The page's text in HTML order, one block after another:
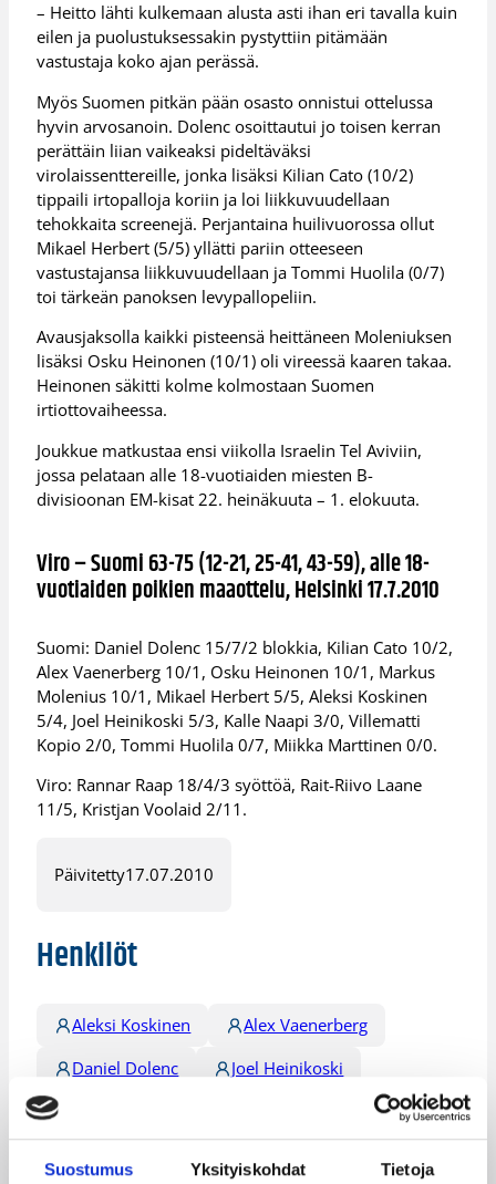
Suostumus Yksityiskohdat Tietoja
– Heitto lähti kulkemaan alusta asti ihan eri tavalla kuin
eilen ja puolustuksessakin pystyttiin pitämään
vastustaja koko ajan perässä.
Myös Suomen pitkän pään osasto onnistui ottelussa
hyvin arvosanoin. Dolenc osoittautui jo toisen kerran
perättäin liian vaikeaksi pideltäväksi
virolaissenttereille, jonka lisäksi Kilian Cato (10/2)
tippaili irtopalloja koriin ja loi liikkuvuudellaan
tehokkaita screenejä. Perjantaina huilivuorossa ollut
Mikael Herbert (5/5) yllätti pariin otteeseen
vastustajansa liikkuvuudellaan ja Tommi Huolila (0/7)
toi tärkeän panoksen levypallopeliin.
Avausjaksolla kaikki pisteensä heittäneen Moleniuksen
lisäksi Osku Heinonen (10/1) oli vireessä kaaren takaa.
Heinonen säkitti kolme kolmostaan Suomen
irtiottovaiheessa.
Joukkue matkustaa ensi viikolla Israelin Tel Aviviin,
jossa pelataan alle 18-vuotiaiden miesten B-
divisioonan EM-kisat 22. heinäkuuta – 1. elokuuta.
Viro – Suomi 63-75 (12-21, 25-41, 43-59), alle 18-
vuotiaiden poikien maaottelu, Helsinki 17.7.2010
Suomi: Daniel Dolenc 15/7/2 blokkia, Kilian Cato 10/2,
Alex Vaenerberg 10/1, Osku Heinonen 10/1, Markus
Molenius 10/1, Mikael Herbert 5/5, Aleksi Koskinen
5/4, Joel Heinikoski 5/3, Kalle Naapi 3/0, Villematti
Kopio 2/0, Tommi Huolila 0/7, Miikka Marttinen 0/0.
Viro: Rannar Raap 18/4/3 syöttöä, Rait-Riivo Laane
11/5, Kristjan Voolaid 2/11.
Päivitetty17.07.2010
Henkilöt
Aleksi Koskinen
Alex Vaenerberg
Daniel Dolenc
Joel Heinikoski